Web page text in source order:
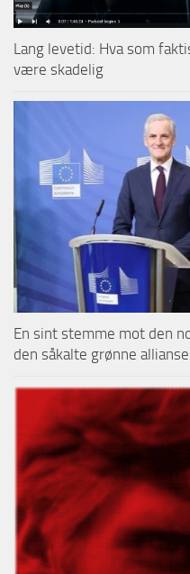
Lang levetid: Hva som
være skadelig
En sint stemme mot den
den såkalte grønne